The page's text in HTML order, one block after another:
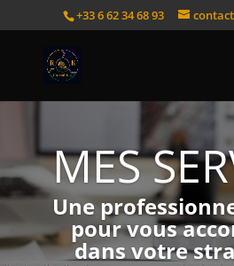
+33 6 62 34 68 93
MES
Une
pour vous
dans votre